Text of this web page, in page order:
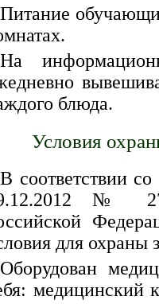
Питание
На
блюда.
Условия
В соответствии
№
для охраны
Оборудован
медицинский